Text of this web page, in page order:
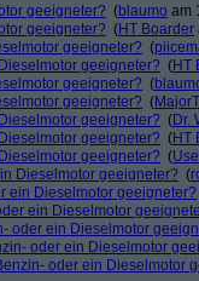
geeigneter? (blaumo am
geeigneter? (HT Boarder
geeigneter? (
geeigneter? (HT
geeigneter? (
geeigneter? (
geeigneter? (Dr.
geeigneter? (HT
geeigneter? (
Dieselmotor geeigneter? (
ein Dieselmotor geeigneter?
ein Dieselmotor
oder ein Dieselmotor
oder ein Dieselmotor
oder ein Dieselmotor